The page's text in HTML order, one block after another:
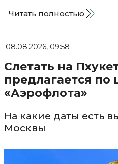
Читать полностью
08.08.2026, 09:58
Слетать на
предлагается по
«Аэрофлота»
На какие даты есть
Москвы